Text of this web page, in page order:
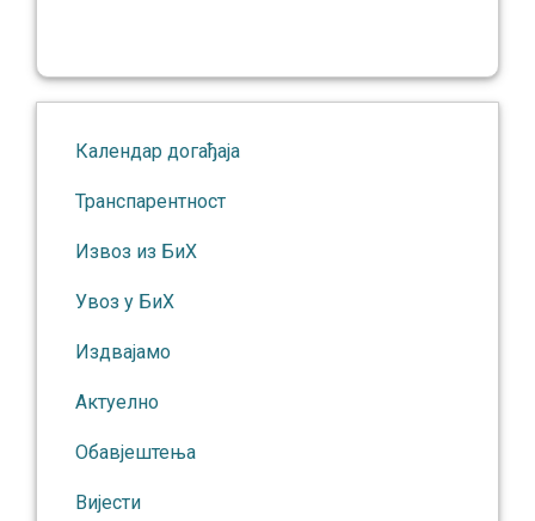
Календар догађаја
Транспарентност
Извоз из БиХ
Увоз у БиХ
Издвајамо
Актуелно
Обавјештења
Вијести